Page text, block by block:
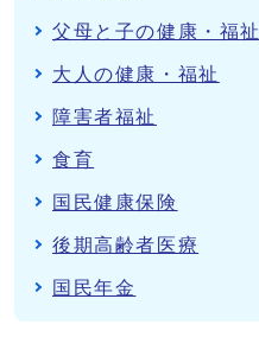
父母と子の健康・福祉
大人の健康・福祉
障害者福祉
食育
国民健康保険
後期高齢者医療
国民年金